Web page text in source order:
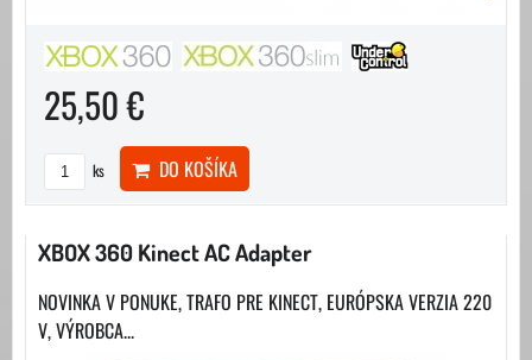
25,50 €
ks DO KOŠÍKA
XBOX 360 Kinect AC Adapter
NOVINKA V PONUKE, TRAFO PRE KINECT, EURÓPSKA VERZIA 220
V, VÝROBCA...